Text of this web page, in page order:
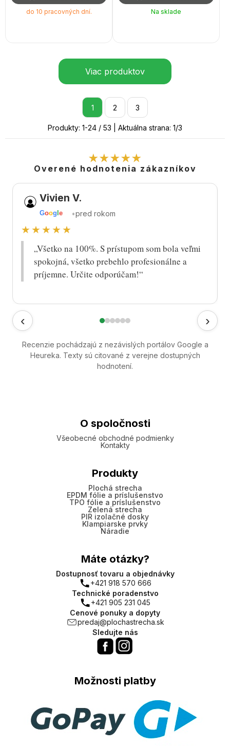
do 10 pracovných dní. Na sklade
Viac produktov
1 2 3
Produkty: 1-24 / 53 | Aktuálna strana: 1/3
★★★★★
Overené hodnotenia zákazníkov
‹
Vivien V.
Goog le •pred rokom
★★★★★
„Všetko na 100%. S prístupom som bola veľmi
spokojná, všetko prebehlo profesionálne a
príjemne. Určite odporúčam!“
›
Recenzie pochádzajú z nezávislých portálov Google a
Heureka. Texty sú citované z verejne dostupných
hodnotení.
O spoločnosti
Všeobecné obchodné podmienky
Kontakty
Produkty
Plochá strecha
EPDM fólie a príslušenstvo
TPO fólie a príslušenstvo
Zelená strecha
PIR izolačné dosky
Klampiarske prvky
Náradie
Máte otázky?
Dostupnosť tovaru a objednávky
+421 918 570 666
Technické poradenstvo
+421 905 231 045
Cenové ponuky a dopyty
predaj@plochastrecha.sk
Sledujte nás
Možnosti platby